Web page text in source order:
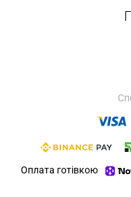
Оплата готівкою